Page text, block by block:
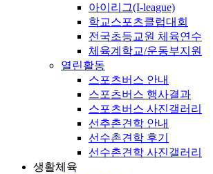
아이리그(I-league)
학교스포츠클럽대회
전국초등교원 체육연수
체육계학교/운동부지원
열린활동
스포츠버스 안내
스포츠버스 행사결과
스포츠버스 사진갤러리
선추촌견학 안내
선수촌견학 후기
선수촌견학 사진갤러리
생활체육